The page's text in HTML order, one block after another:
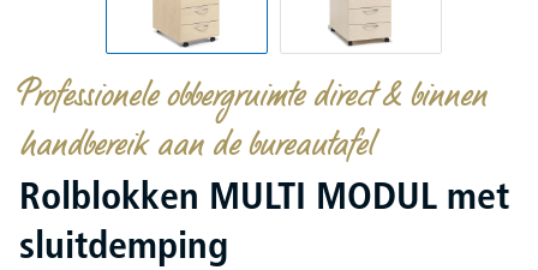
Professionele obbergruimte direct & binnen
handbereik aan de bureautafel
Rolblokken MULTI MODUL met
sluitdemping